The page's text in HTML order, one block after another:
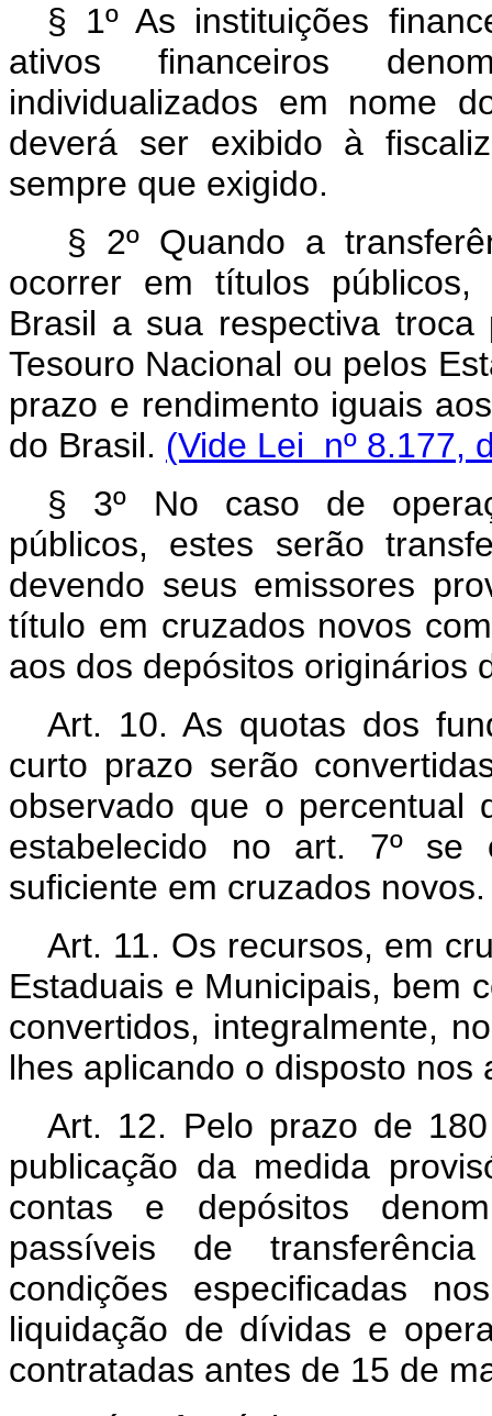
§ 1º As instituições
ativos financeiros
individualizados em nome
deverá ser exibido à
sempre que exigido.
§ 2º Quando a
ocorrer em títulos
Brasil a sua respectiva
Tesouro Nacional ou pelos
prazo e rendimento iguais
do Brasil. (Vide Lei nº 8.177,
§ 3º No caso de
públicos, estes serão
devendo seus emissores
título em cruzados novos
aos dos depósitos originários
Art. 10. As quotas dos
curto prazo serão
observado que o percentual
estabelecido no art. 7º se
suficiente em cruzados novos.
Art. 11. Os recursos, em
Estaduais e Municipais, bem
convertidos, integralmente,
lhes aplicando o disposto nos
Art. 12. Pelo prazo de
publicação da medida
contas e depósitos
passíveis de
condições especificadas
liquidação de dívidas e
contratadas antes de 15 de